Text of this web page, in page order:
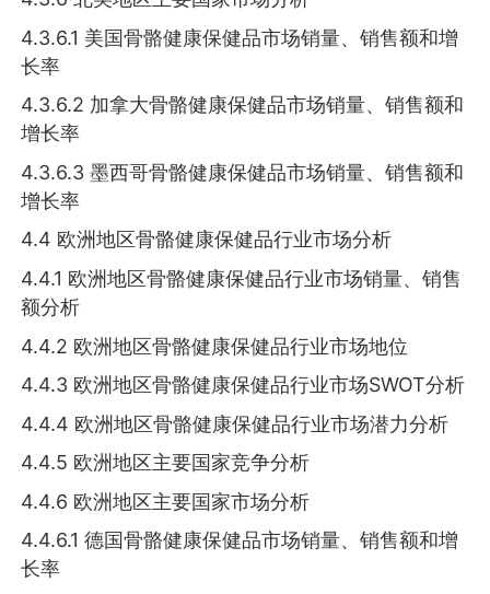
4.3.6.1 美国骨骼健康保健品市场销量、销售额和增
长率
4.3.6.2 加拿大骨骼健康保健品市场销量、销售额和
增长率
4.3.6.3 墨西哥骨骼健康保健品市场销量、销售额和
增长率
4.4 欧洲地区骨骼健康保健品行业市场分析
4.4.1 欧洲地区骨骼健康保健品行业市场销量、销售
额分析
4.4.2 欧洲地区骨骼健康保健品行业市场地位
4.4.3 欧洲地区骨骼健康保健品行业市场SWOT分析
4.4.4 欧洲地区骨骼健康保健品行业市场潜力分析
4.4.5 欧洲地区主要国家竞争分析
4.4.6 欧洲地区主要国家市场分析
4.4.6.1 德国骨骼健康保健品市场销量、销售额和增
长率